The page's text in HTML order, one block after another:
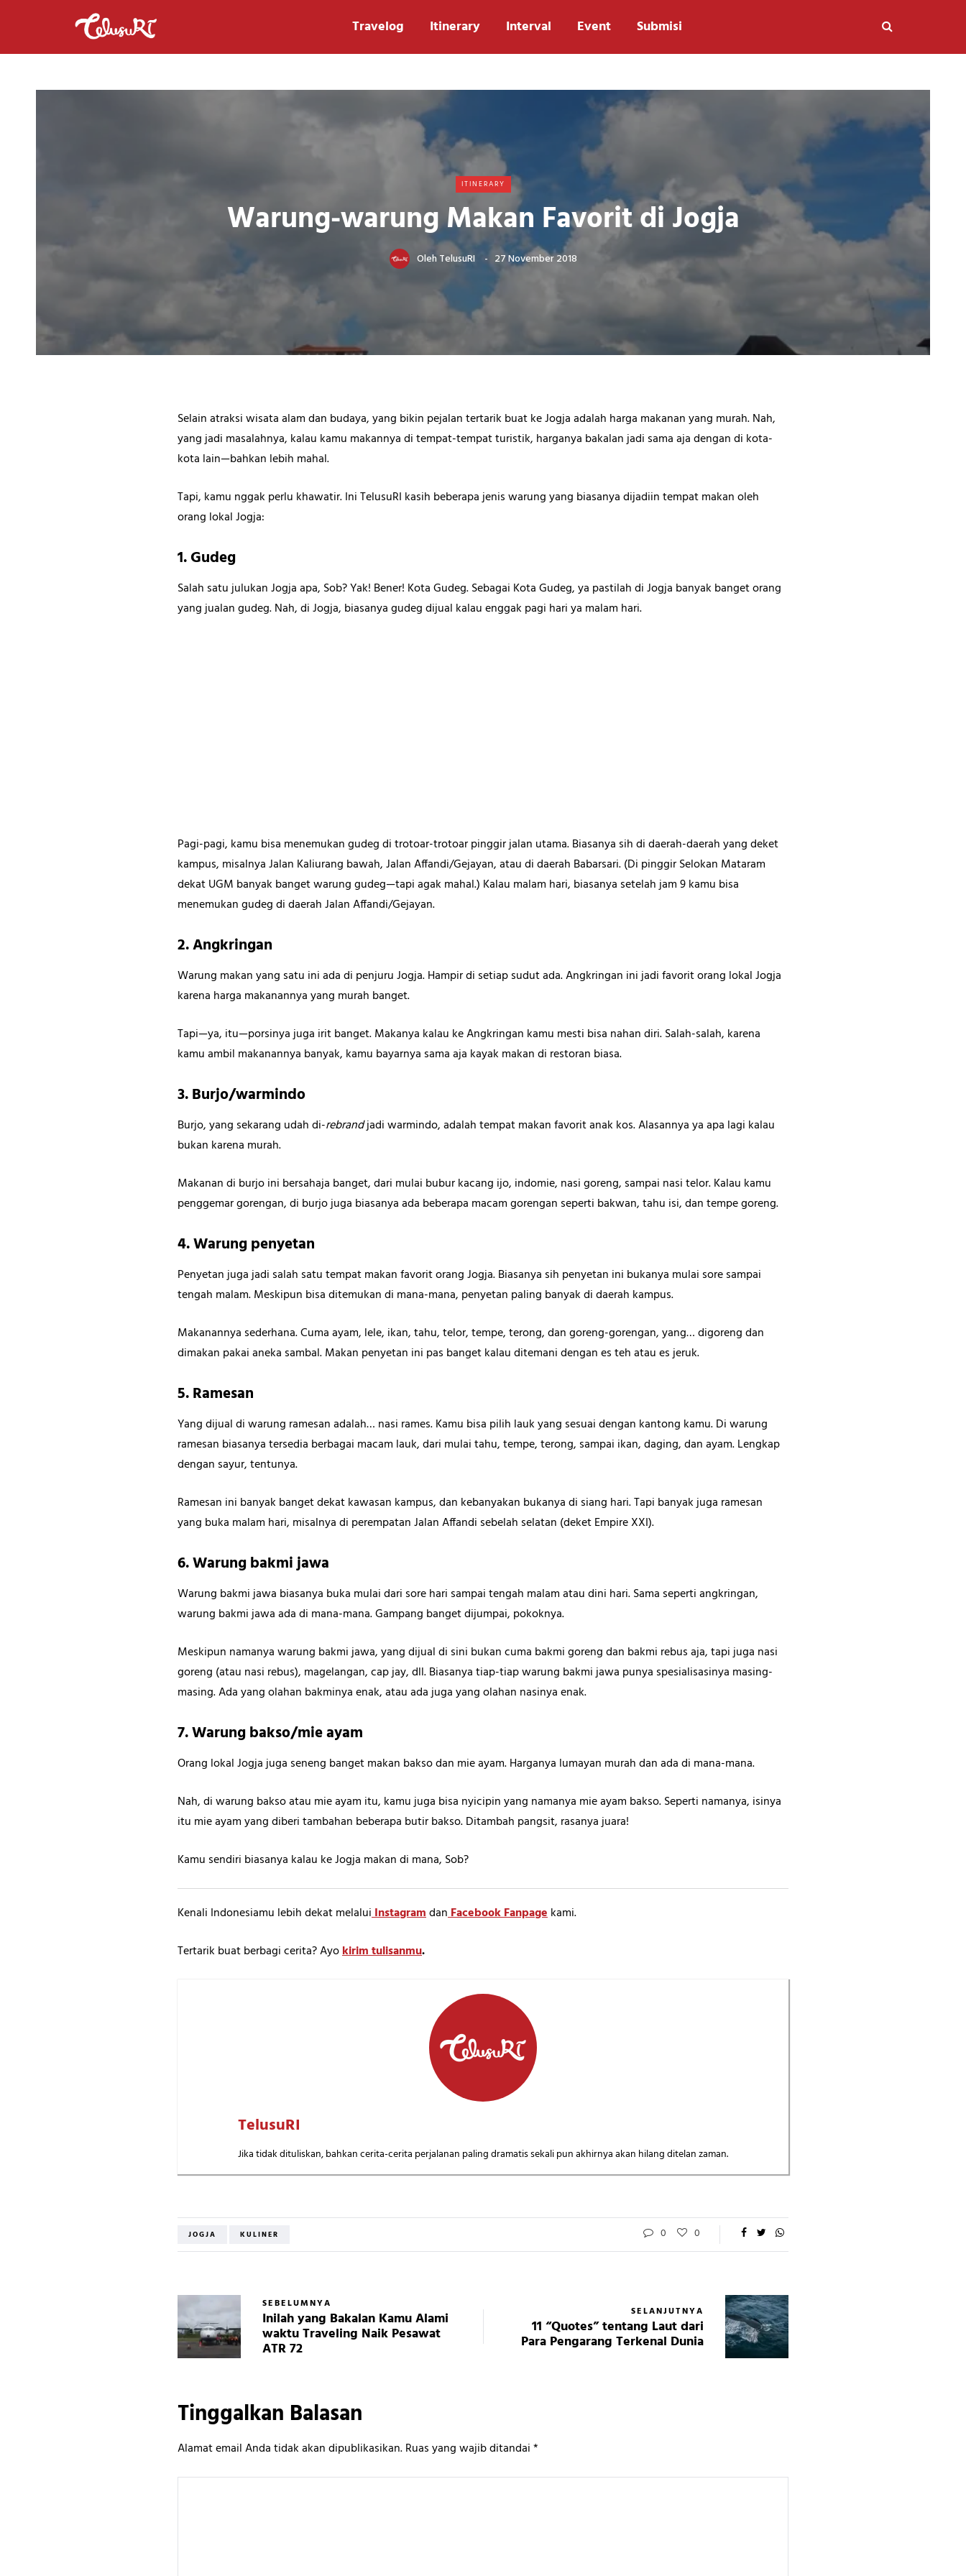
Travelog Itinerary Interval Event Submisi
ITINERARY
Warung-warung Makan Favorit di Jogja
OlehTelusuRI 27 November 2018
Selain atraksi wisata alam dan budaya, yang bikin pejalan tertarik buat ke Jogja adalah harga makanan yang murah. Nah,
yang jadi masalahnya, kalau kamu makannya di tempat-tempat turistik, harganya bakalan jadi sama aja dengan di kota-
kota lain—bahkan lebih mahal.
Tapi, kamu nggak perlu khawatir. Ini TelusuRI kasih beberapa jenis warung yang biasanya dijadiin tempat makan oleh
orang lokal Jogja:
1. Gudeg
Salah satu julukan Jogja apa, Sob? Yak! Bener! Kota Gudeg. Sebagai Kota Gudeg, ya pastilah di Jogja banyak banget orang
yang jualan gudeg. Nah, di Jogja, biasanya gudeg dijual kalau enggak pagi hari ya malam hari.
Pagi-pagi, kamu bisa menemukan gudeg di trotoar-trotoar pinggir jalan utama. Biasanya sih di daerah-daerah yang deket
kampus, misalnya Jalan Kaliurang bawah, Jalan Affandi/Gejayan, atau di daerah Babarsari. (Di pinggir Selokan Mataram
dekat UGM banyak banget warung gudeg—tapi agak mahal.) Kalau malam hari, biasanya setelah jam 9 kamu bisa
menemukan gudeg di daerah Jalan Affandi/Gejayan.
2. Angkringan
Warung makan yang satu ini ada di penjuru Jogja. Hampir di setiap sudut ada. Angkringan ini jadi favorit orang lokal Jogja
karena harga makanannya yang murah banget.
Tapi—ya, itu—porsinya juga irit banget. Makanya kalau ke Angkringan kamu mesti bisa nahan diri. Salah-salah, karena
kamu ambil makanannya banyak, kamu bayarnya sama aja kayak makan di restoran biasa.
3. Burjo/warmindo
Burjo, yang sekarang udah di-rebrandjadi warmindo, adalah tempat makan favorit anak kos. Alasannya ya apa lagi kalau
bukan karena murah.
Makanan di burjo ini bersahaja banget, dari mulai bubur kacang ijo, indomie, nasi goreng, sampai nasi telor. Kalau kamu
penggemar gorengan, di burjo juga biasanya ada beberapa macam gorengan seperti bakwan, tahu isi, dan tempe goreng.
4. Warung penyetan
Penyetan juga jadi salah satu tempat makan favorit orang Jogja. Biasanya sih penyetan ini bukanya mulai sore sampai
tengah malam. Meskipun bisa ditemukan di mana-mana, penyetan paling banyak di daerah kampus.
Makanannya sederhana. Cuma ayam, lele, ikan, tahu, telor, tempe, terong, dan goreng-gorengan, yang… digoreng dan
dimakan pakai aneka sambal. Makan penyetan ini pas banget kalau ditemani dengan es teh atau es jeruk.
5. Ramesan
Yang dijual di warung ramesan adalah… nasi rames. Kamu bisa pilih lauk yang sesuai dengan kantong kamu. Di warung
ramesan biasanya tersedia berbagai macam lauk, dari mulai tahu, tempe, terong, sampai ikan, daging, dan ayam. Lengkap
dengan sayur, tentunya.
Ramesan ini banyak banget dekat kawasan kampus, dan kebanyakan bukanya di siang hari. Tapi banyak juga ramesan
yang buka malam hari, misalnya di perempatan Jalan Affandi sebelah selatan (deket Empire XXI).
6. Warung bakmi jawa
Warung bakmi jawa biasanya buka mulai dari sore hari sampai tengah malam atau dini hari. Sama seperti angkringan,
warung bakmi jawa ada di mana-mana. Gampang banget dijumpai, pokoknya.
Meskipun namanya warung bakmi jawa, yang dijual di sini bukan cuma bakmi goreng dan bakmi rebus aja, tapi juga nasi
goreng (atau nasi rebus), magelangan, cap jay, dll. Biasanya tiap-tiap warung bakmi jawa punya spesialisasinya masing-
masing. Ada yang olahan bakminya enak, atau ada juga yang olahan nasinya enak.
7. Warung bakso/mie ayam
Orang lokal Jogja juga seneng banget makan bakso dan mie ayam. Harganya lumayan murah dan ada di mana-mana.
Nah, di warung bakso atau mie ayam itu, kamu juga bisa nyicipin yang namanya mie ayam bakso. Seperti namanya, isinya
itu mie ayam yang diberi tambahan beberapa butir bakso. Ditambah pangsit, rasanya juara!
Kamu sendiri biasanya kalau ke Jogja makan di mana, Sob?
Kenali Indonesiamu lebih dekat melaluiInstagramdanFacebook Fanpagekami.
Tertarik buat berbagi cerita? Ayokirim tulisanmu.
TelusuRI
Jika tidak dituliskan, bahkan cerita-cerita perjalanan paling dramatis sekali pun akhirnya akan hilang ditelan zaman.
JOGJA KULINER 0 0
SEBELUMNYA
Inilah yang Bakalan Kamu Alami
waktu Traveling Naik Pesawat
ATR 72
SELANJUTNYA
11 “Quotes” tentang Laut dari
Para Pengarang Terkenal Dunia
Tinggalkan Balasan
Alamat email Anda tidak akan dipublikasikan.Ruas yang wajib ditandai*